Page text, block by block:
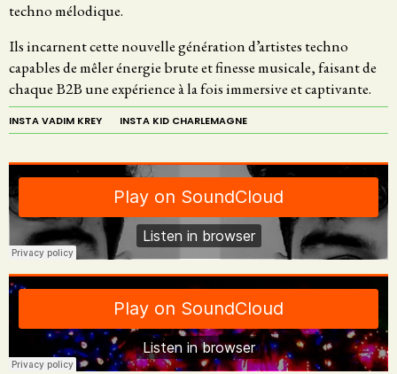
techno mélodique.
Ils incarnent cette nouvelle génération d’artistes techno
capables de mêler énergie brute et finesse musicale, faisant de
chaque B2B une expérience à la fois immersive et captivante.
INSTA VADIM KREY INSTA KID CHARLEMAGNE